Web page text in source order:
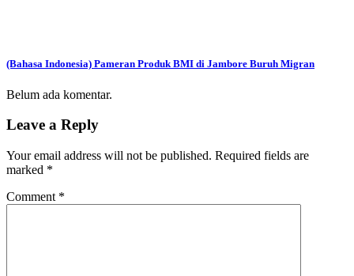
(Bahasa Indonesia) Pameran Produk BMI di Jambore Buruh Migran
Belum ada komentar.
Leave a Reply
Your email address will not be published. Required fields are
marked *
Comment *